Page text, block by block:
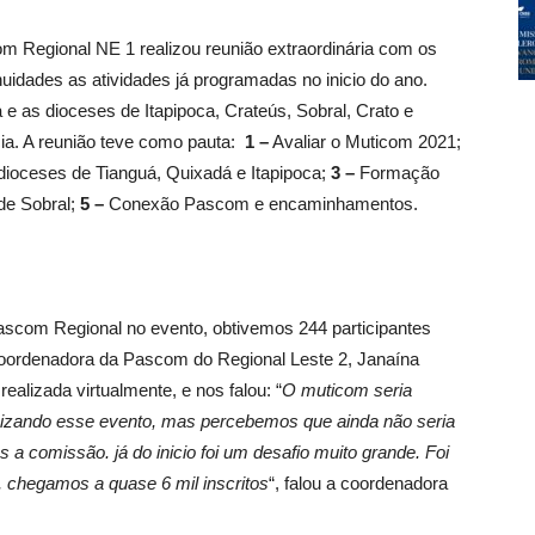
Regional NE 1 realizou reunião extraordinária com os
as atividades já programadas no inicio do ano.
as dioceses de Itapipoca, Crateús, Sobral, Crato e
A reunião teve como pauta: 1 –Avaliar o Muticom 2021;
de Tianguá, Quixadá e Itapipoca; 3 – Formação
Sobral; 5 – Conexão Pascom e encaminhamentos.
Regional no evento, obtivemos 244 participantes
da Pascom do Regional Leste 2, Janaína
virtualmente, e nos falou: “O muticom seria
esse evento, mas percebemos que ainda não seria
comissão. já do inicio foi um desafio muito grande. Foi
a quase 6 mil inscritos“, falou a coordenadora